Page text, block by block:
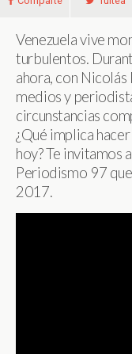
Venezuela vive
turbulentos.
ahora, con Nicolás
medios y
circunstancias
¿Qué implica
hoy? Te invitamos
Periodismo 97
2017.